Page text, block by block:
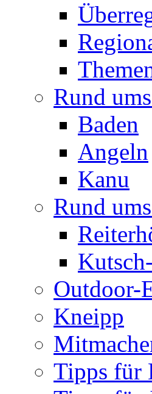
Rund
Baden
Angeln
Kanu
Rund
Outdoor-
Kneipp
Tipps für